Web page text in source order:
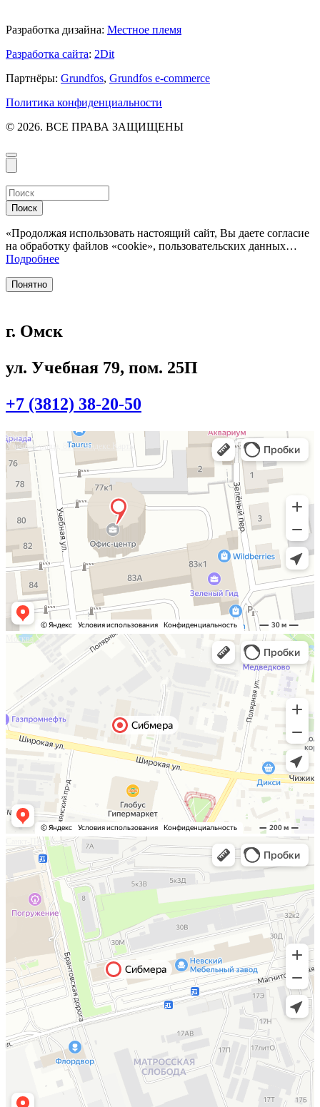
Разработка дизайна: Местное племя
Разработка сайта: 2Dit
Партнёры: Grundfos, Grundfos e-commerce
Политика конфиденциальности
© 2026. ВСЕ ПРАВА ЗАЩИЩЕНЫ
Поиск
«Продолжая использовать настоящий сайт, Вы даете согласие
на обработку файлов «cookie», пользовательских данных…
Подробнее
Понятно
г. Омск
ул. Учебная 79, пом. 25П
+7 (3812) 38-20-50
Омск
Учебная улица, 86 — Яндекс.Карты
Москва
Санкт-Петербург